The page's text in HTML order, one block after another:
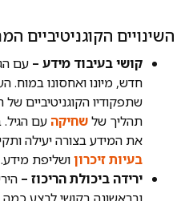
השינויים הקוגניטיביים
קושי בעיבוד מידע – עם
חדש, מיונו ואחסונו במוח.
שתפקודיו הקוגניטיביים
תהליך שלשחיקהעם
את המידע בצורה יעילה
בעיות זיכרוןושליפת מידע.
ירידה ביכולת הריכוז –
ובראשונה בקושי לבצע